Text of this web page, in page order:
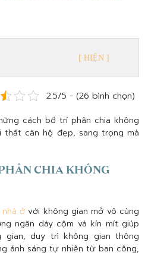
2.5/5 - (26 bình chọn)
cách bố trí phân chia không
căn hộ đẹp, sang trọng mà
CHIA KHÔNG
ở với không gian mở vô cùng
ngăn dày cộm và kín mít giúp
duy trì không gian thông
ánh sáng tự nhiên từ ban công,